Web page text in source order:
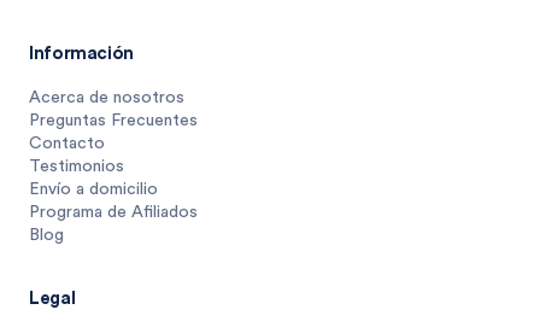
Información
Acerca de nosotros
Preguntas Frecuentes
Contacto
Testimonios
Envío a domicilio
Programa de Afiliados
Blog
Legal